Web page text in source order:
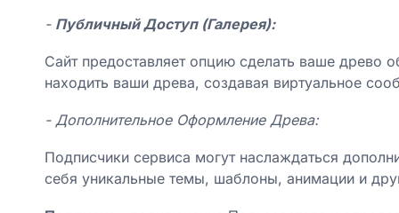
- Публичный Доступ (Галерея):
Сайт предоставляет опцию сделать ваше древо
находить ваши древа, создавая виртуальное
- Дополнительное Оформление Древа:
Подписчики сервиса могут наслаждаться
себя уникальные темы, шаблоны, анимации и